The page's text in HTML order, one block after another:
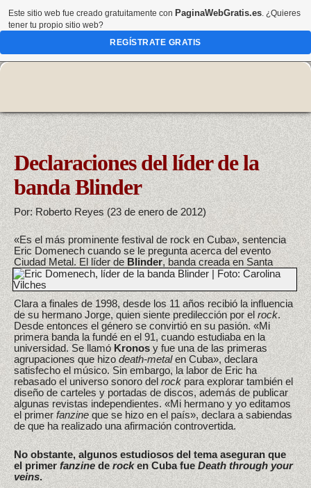
Declaraciones del líder de la
banda Blinder
Por: Roberto Reyes (23 de enero de 2012)
«Es el más prominente festival de rock en Cuba», sentencia
Eric Domenech cuando se le pregunta acerca del evento
Ciudad Metal.El líder deBlinder, banda creada en Santa
Clara a finales de 1998, desde los 11 años recibió la influencia
de su hermano Jorge, quien siente predilección por elrock.
Desde entonces el género se convirtió en su pasión. «Mi
primera banda la fundé en el 91, cuando estudiaba en la
universidad. Se llamóKronos y fue una de las primeras
agrupaciones que hizodeath-metalen Cuba», declara
satisfecho el músico. Sin embargo, la labor de Eric ha
rebasado el universo sonoro delrockpara explorar también el
diseño de carteles y portadas de discos, además de publicar
algunas revistas independientes. «Mi hermano y yo editamos
el primer fanzineque se hizo en el país», declara a sabiendas
de que ha realizado una afirmación controvertida.
No obstante, algunos estudiosos del tema aseguran que
el primerfanzinederocken Cuba fueDeath through your
veins.
Este sitio web fue creado gratuitamente con PaginaWebGratis.es. ¿Quieres
tener tu propio sitio web?
REGÍSTRATE GRATIS